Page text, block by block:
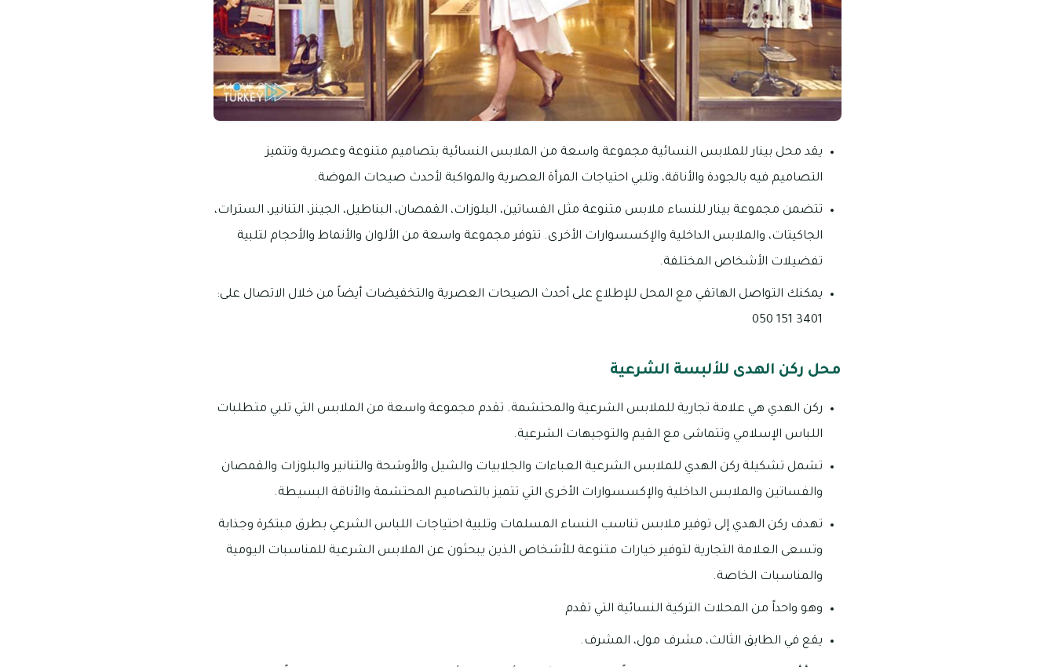
يقد محل بينار للملابس النسائية مجموعة واسعة من الملابس النسائية بتصاميم متنوعة وعصرية وتتميز
التصاميم فيه بالجودة والأناقة، وتلبي احتياجات المرأة العصرية والمواكبة لأحدث صيحات الموضة.
تتضمن مجموعة بينار للنساء ملابس متنوعة مثل الفساتين، البلوزات، القمصان، البناطيل، الجينز، التنانير، السترات،
الجاكيتات، والملابس الداخلية والإكسسوارات الأخرى. تتوفر مجموعة واسعة من الألوان والأنماط والأحجام لتلبية
تفضيلات الأشخاص المختلفة.
يمكنك التواصل الهاتفي مع المحل للإطلاع على أحدث الصيحات العصرية والتخفيضات أيضاً من خلال الاتصال على:
3401 151 050
محل ركن الهدى للألبسة الشرعية
ركن الهدي هي علامة تجارية للملابس الشرعية والمحتشمة. تقدم مجموعة واسعة من الملابس التي تلبي متطلبات
اللباس الإسلامي وتتماشى مع القيم والتوجيهات الشرعية.
تشمل تشكيلة ركن الهدي للملابس الشرعية العباءات والجلابيات والشيل والأوشحة والتنانير والبلوزات والقمصان
والفساتين والملابس الداخلية والإكسسوارات الأخرى التي تتميز بالتصاميم المحتشمة والأناقة البسيطة.
تهدف ركن الهدي إلى توفير ملابس تناسب النساء المسلمات وتلبية احتياجات اللباس الشرعي بطرق مبتكرة وجذابة
وتسعى العلامة التجارية لتوفير خيارات متنوعة للأشخاص الذين يبحثون عن الملابس الشرعية للمناسبات اليومية
والمناسبات الخاصة.
وهو واحداً من المحلات التركية النسائية التي تقدم
يقع في الطابق الثالث، مشرف مول، المشرف.